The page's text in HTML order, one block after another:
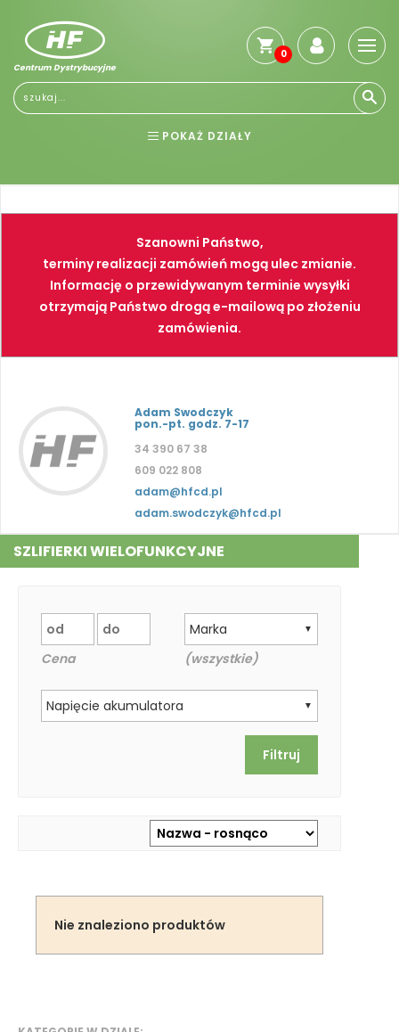
Centrum Dystrybucyjne
0
POKAŻ DZIAŁY
NARZĘDZIA SPAWALNICTWO
FARBY PNEUMATYKA
Szanowni Państwo,
terminy realizacji zamówień mogą ulec zmianie.
Informację o przewidywanym terminie wysyłki
otrzymają Państwo drogą e-mailową po złożeniu
zamówienia.
Adam Swodczyk
pon.-pt. godz. 7-17
34 390 67 38
609 022 808
adam@hfcd.pl
adam.swodczyk@hfcd.pl
SZLIFIERKI WIELOFUNKCYJNE
Cena
▼
Marka
(wszystkie)
▼
Napięcie akumulatora
Nie znaleziono produktów